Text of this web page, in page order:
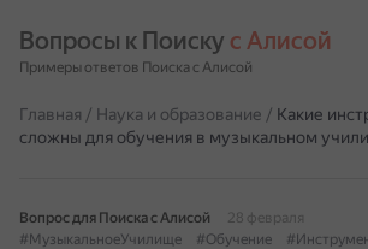
Вопросы к Поиску с Алисой
Примеры ответов Поиска с Алисой
Главная / Наука и образование / Какие
сложны для обучения в музыкальном
Вопрос для Поиска с Алисой
28 февраля
#МузыкальноеУчилище
#Обучение